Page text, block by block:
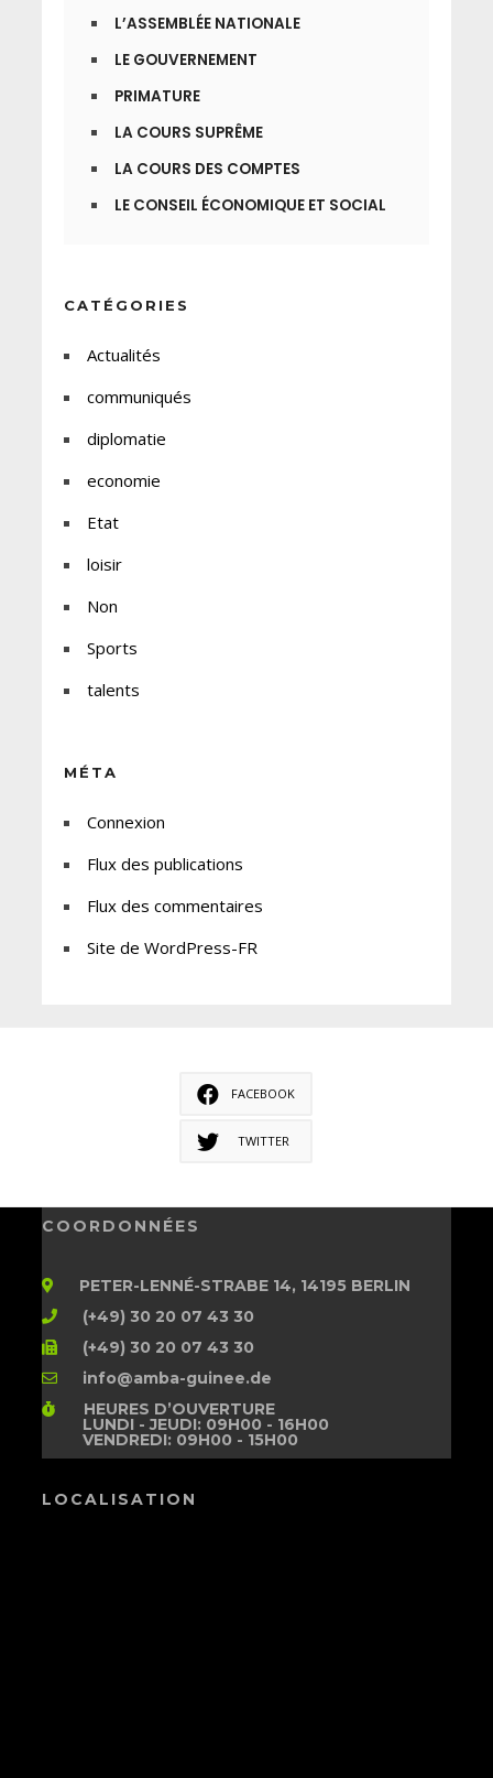
L’ASSEMBLÉE NATIONALE
LE GOUVERNEMENT
PRIMATURE
LA COURS SUPRÊME
LA COURS DES COMPTES
LE CONSEIL ÉCONOMIQUE ET SOCIAL
CATÉGORIES
Actualités
communiqués
diplomatie
economie
Etat
loisir
Non
Sports
talents
MÉTA
Connexion
Flux des publications
Flux des commentaires
Site de WordPress-FR
FACEBOOK
TWITTER
COORDONNÉES
PETER-LENNÉ-STRABE 14, 14195 BERLIN
(+49) 30 20 07 43 30
(+49) 30 20 07 43 30
info@amba-guinee.de
HEURES D’OUVERTURE
LUNDI - JEUDI: 09H00 - 16H00
VENDREDI: 09H00 - 15H00
LOCALISATION